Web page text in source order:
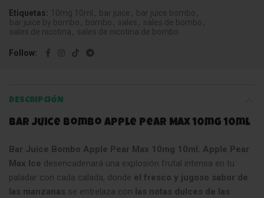
Etiquetas:
10mg 10ml , bar juice , bar juice bombo ,
bar juice by bombo , bombo , sales , sales de bombo ,
sales de nicotina , sales de nicotina de bombo
Follow
DESCRIPCIÓN
Bar Juice Bombo Apple Pear Max 10mg 10ml
Bar Juice Bombo Apple Pear Max 10mg 10ml. Apple Pear
Max Ice desencadenará una explosión frutal intensa en tu
paladar con cada calada, donde el fresco y jugoso sabor de
las manzanas se entrelaza con las notas dulces de las